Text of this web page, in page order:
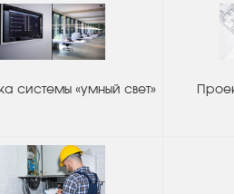
системы «умный свет»